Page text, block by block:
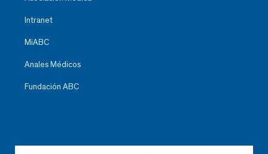
Intranet
MiABC
Anales Médicos
Fundación ABC